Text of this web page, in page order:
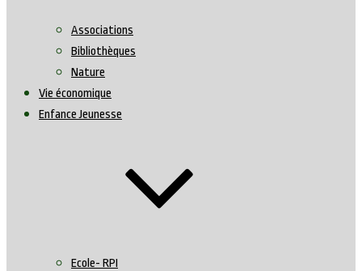
Associations
Bibliothèques
Nature
Vie économique
Enfance Jeunesse
Ecole- RPI